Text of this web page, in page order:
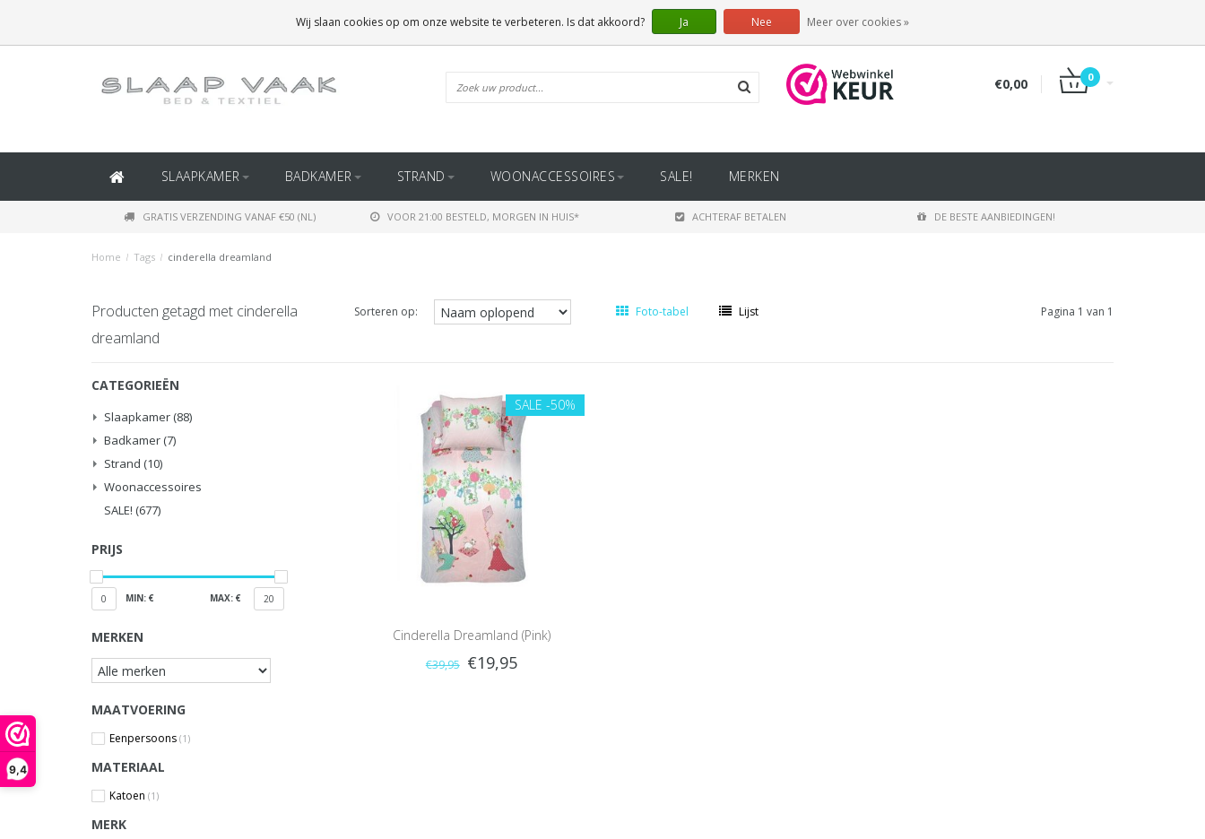
9,4
(BINNEN BELGIË)
€0,00 0
SLAAPKAMER BADKAMER STRAND WOONACCESSOIRES SALE! MERKEN
GRATIS VERZENDING VANAF €50 (NL) VOOR 21:00 BESTELD, MORGEN IN HUIS* ACHTERAF BETALEN DE BESTE AANBIEDINGEN!
Home / Tags / cinderella dreamland
Producten getagd met cinderella
dreamland
Sorteren op: Foto-tabel Lijst Pagina 1 van 1
CATEGORIEËN
Slaapkamer (88)
Badkamer (7)
Strand (10)
Woonaccessoires
SALE! (677)
PRIJS
0 MIN: € MAX: € 20
MERKEN
MAATVOERING
Eenpersoons (1)
MATERIAAL
Katoen (1)
MERK
SALE -50%
Cinderella Dreamland (Pink)
€39,95 €19,95
Wij slaan cookies op om onze website te verbeteren. Is dat akkoord? Ja Nee Meer over cookies »